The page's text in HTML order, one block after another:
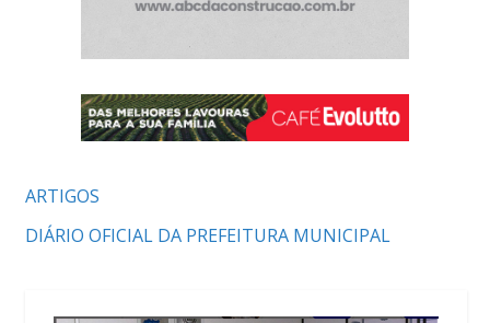
ARTIGOS
DIÁRIO OFICIAL DA PREFEITURA MUNICIPAL